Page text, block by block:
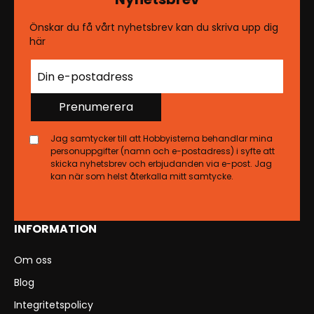
INFORMATION
Om oss
Blog
Integritetspolicy
Önskar du få vårt nyhetsbrev kan du skriva upp dig
här
Prenumerera
Jag samtycker till att Hobbyisterna behandlar mina
personuppgifter (namn och e-postadress) i syfte att
skicka nyhetsbrev och erbjudanden via e-post. Jag
kan när som helst återkalla mitt samtycke.